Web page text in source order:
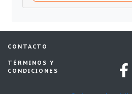
CONTACTO
TÉRMINOS Y
CONDICIONES